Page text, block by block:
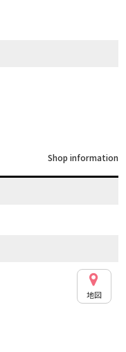
Shop information
地図